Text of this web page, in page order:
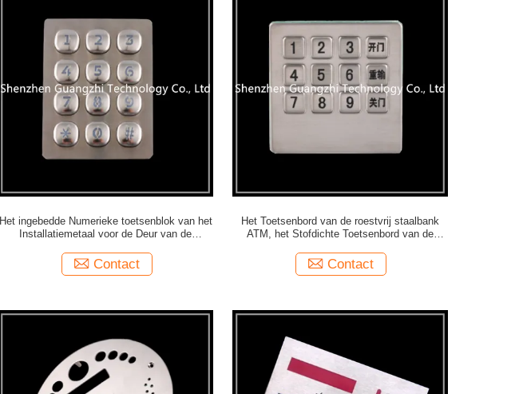
Het ingebedde Numerieke toetsenblok van het
Installatiemetaal voor de Deur van de
Contact
Het Toetsenbord van de roestvrij staalbank
ATM, het Stofdichte Toetsenbord van de
Contact